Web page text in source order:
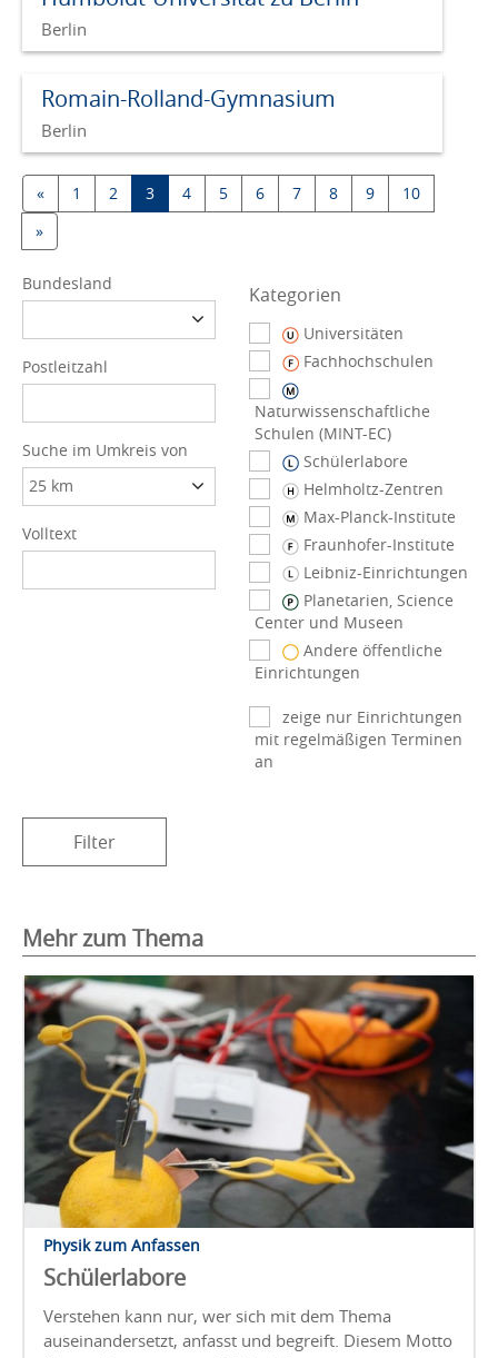
Berlin
Romain-Rolland-Gymnasium
Berlin
« 1 2 3 4 5 6 7 8 9
10
»
Bundesland
Postleitzahl
Suche im Umkreis von
Volltext
Kategorien
Universitäten
Fachhochschulen
Naturwissenschaftliche
Schulen (MINT-EC)
Schülerlabore
Helmholtz-Zentren
Max-Planck-Institute
Fraunhofer-Institute
Leibniz-Einrichtungen
Planetarien, Science
Center und Museen
Andere öffentliche
Einrichtungen
zeige nur Einrichtungen
mit regelmäßigen Terminen
an
Filter
Mehr zum Thema
Physik zum Anfassen
Schülerlabore
Verstehen kann nur, wer sich mit dem Thema
auseinandersetzt, anfasst und begreift. Diesem Motto